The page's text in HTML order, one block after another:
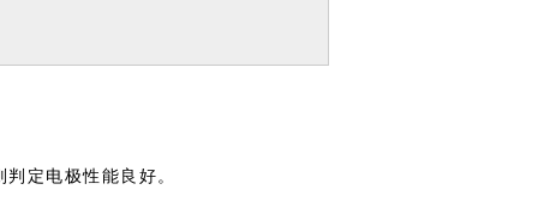
判定电极性能良好。